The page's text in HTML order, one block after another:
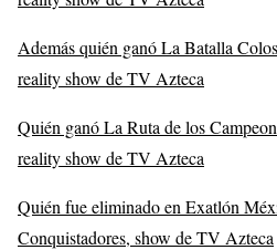
Además quién ganó La Batalla
reality show de TV Azteca
Quién ganó La Ruta de los
reality show de TV Azteca
Quién fue eliminado en Exatlón
Conquistadores, show de TV Azteca